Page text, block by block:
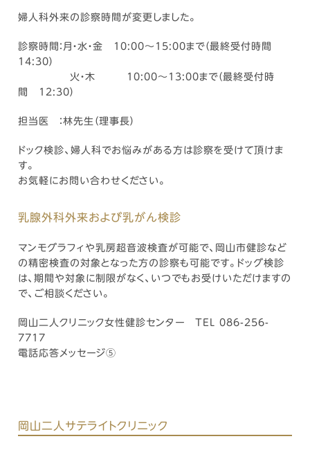
婦人科外来の診察時間が変更しました。
診察時間：月・水・金 10:00～15:00まで（最終受付時間
14:30）
火・木 10:00～13:00まで（最終受付時
間 12:30）
担当医 ：林先生（理事長）
ドック検診、婦人科でお悩みがある方は診察を受けて頂けま
す。
お気軽にお問い合わせください。
乳腺外科外来および乳がん検診
マンモグラフィや乳房超音波検査が可能で、岡山市健診など
の精密検査の対象となった方の診察も可能です。ドッグ検診
は、期間や対象に制限がなく、いつでもお受けいただけますの
で、ご相談ください。
岡山二人クリニック女性健診センター TEL 086-256-
7717
電話応答メッセージ⑤
岡山二人サテライトクリニック